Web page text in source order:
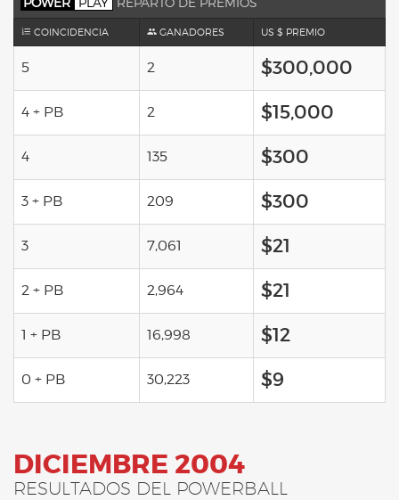
COINCIDENCIA GANADORES US $ PREMIO
5 2 $300,000
4 + PB 2 $15,000
4 135 $300
3 + PB 209 $300
3 7,061 $21
2 + PB 2,964 $21
1 + PB 16,998 $12
0 + PB 30,223 $9
DICIEMBRE 2004
RESULTADOS DEL POWERBALL